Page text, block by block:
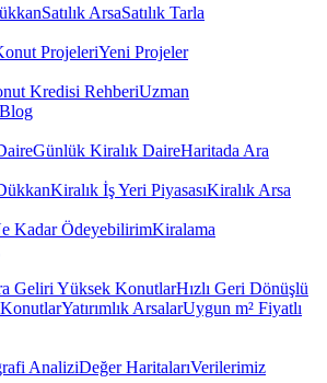
Satılık ArsaSatılık Tarla
ProjeleriYeni Projeler
Kredisi RehberiUzman
Günlük Kiralık DaireHaritada Ara
Kiralık İş Yeri PiyasasıKiralık Arsa
Kadar ÖdeyebilirimKiralama
Geliri Yüksek KonutlarHızlı Geri Dönüşlü
Yatırımlık ArsalarUygun m² Fiyatlı
AnaliziDeğer HaritalarıVerilerimiz